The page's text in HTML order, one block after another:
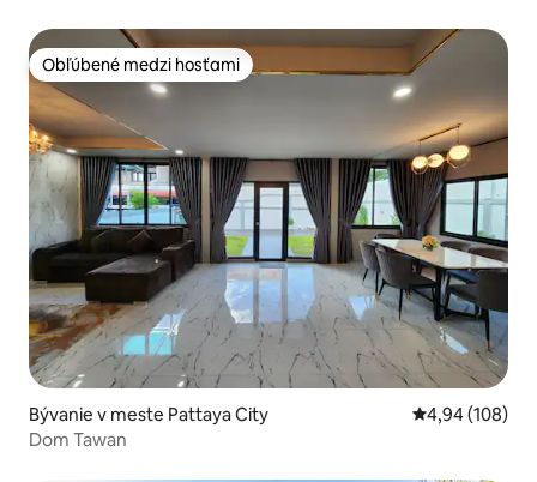
Obľúbené medzi hosťami
Obľúbené medzi hosťami
Bývanie v meste Pattaya City Priemerné
4,94 (108)
Dom Tawan